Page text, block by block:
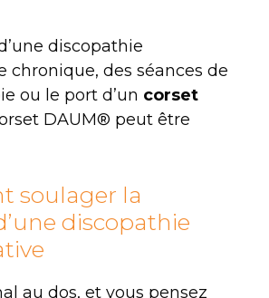
discopathie
chronique, des séances de
ou le port d’un corset
DAUM® peut être
soulager la
discopathie
au dos, et vous pensez